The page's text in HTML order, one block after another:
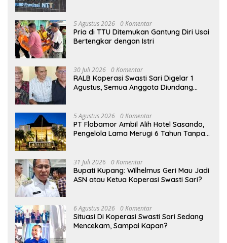
5 Agustus 2026 0 Komentar
Pria di TTU Ditemukan Gantung Diri Usai
Bertengkar dengan Istri
30 Juli 2026 0 Komentar
RALB Koperasi Swasti Sari Digelar 1
Agustus, Semua Anggota Diundang
5 Agustus 2026 0 Komentar
PT Flobamor Ambil Alih Hotel Sasando,
Pengelola Lama Merugi 6 Tahun Tanpa
31 Juli 2026 0 Komentar
Bupati Kupang: Wilhelmus Geri Mau Jadi
ASN atau Ketua Koperasi Swasti Sari?
6 Agustus 2026 0 Komentar
Situasi Di Koperasi Swasti Sari Sedang
Mencekam, Sampai Kapan?